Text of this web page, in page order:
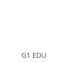
G1 EDU